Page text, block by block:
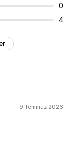
0
4
9 Temmuz 2026